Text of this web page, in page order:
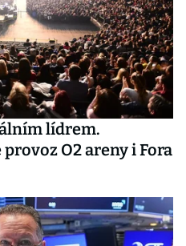
lídrem.
O2 areny i Fora